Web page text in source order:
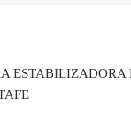
ESTABILIZADORA